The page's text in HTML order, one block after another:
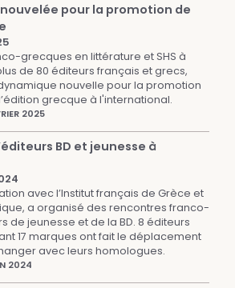
pour la promotion de
grecques en littérature et SHS à
de 80 éditeurs français et grecs,
nouvelle pour la promotion
grecque à l'international.
2025
BD et jeunesse à
avec l’Institut français de Grèce et
a organisé des rencontres franco-
de jeunesse et de la BD. 8 éditeurs
17 marques ont fait le déplacement
avec leurs homologues.
2024